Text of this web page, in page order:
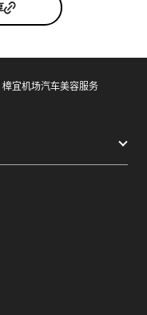
樟宜机场汽车美容服务